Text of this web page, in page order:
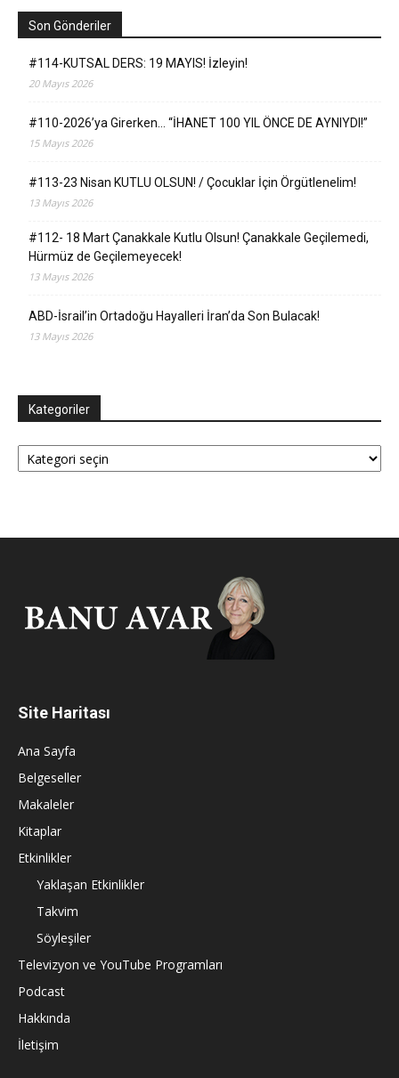
Son Gönderiler
#114-KUTSAL DERS: 19 MAYIS! İzleyin!
20 Mayıs 2026
#110-2026’ya Girerken… “İHANET 100 YIL ÖNCE DE AYNIYDI!”
15 Mayıs 2026
#113-23 Nisan KUTLU OLSUN! / Çocuklar İçin Örgütlenelim!
13 Mayıs 2026
#112- 18 Mart Çanakkale Kutlu Olsun! Çanakkale Geçilemedi,
Hürmüz de Geçilemeyecek!
13 Mayıs 2026
ABD-İsrail’in Ortadoğu Hayalleri İran’da Son Bulacak!
13 Mayıs 2026
Kategoriler
Kategoriler
Site Haritası
Ana Sayfa
Belgeseller
Makaleler
Kitaplar
Etkinlikler
Yaklaşan Etkinlikler
Takvim
Söyleşiler
Televizyon ve YouTube Programları
Podcast
Hakkında
İletişim